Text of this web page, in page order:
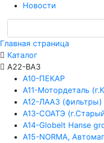
Новости
Главная страница
Каталог
А22-ВАЗ
А10-ПЕКАР
А11-Мотордеталь
А12-ЛААЗ (фильтры)
А13-СОАТЭ
А14-Globelt Hanse
А15-NORMA,